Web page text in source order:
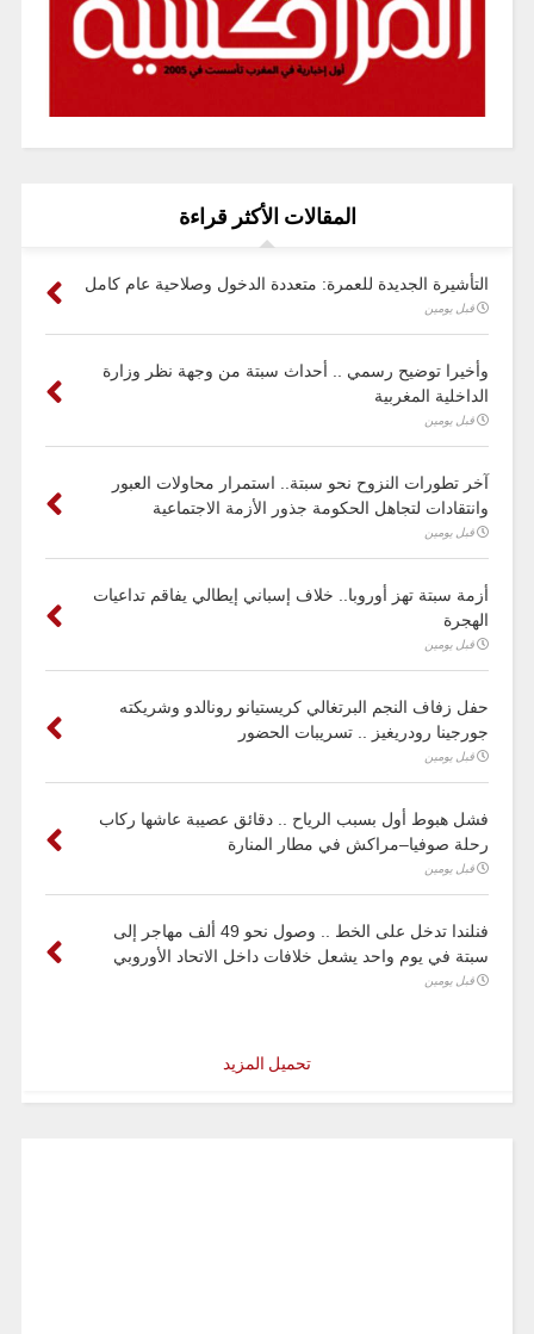
المقالات الأكثر قراءة
التأشيرة الجديدة للعمرة: متعددة الدخول وصلاحية عام كامل
قبل يومين
وأخيرا توضيح رسمي .. أحداث سبتة من وجهة نظر وزارة
الداخلية المغربية
قبل يومين
آخر تطورات النزوح نحو سبتة.. استمرار محاولات العبور
وانتقادات لتجاهل الحكومة جذور الأزمة الاجتماعية
قبل يومين
أزمة سبتة تهز أوروبا.. خلاف إسباني إيطالي يفاقم تداعيات
الهجرة
قبل يومين
حفل زفاف النجم البرتغالي كريستيانو رونالدو وشريكته
جورجينا رودريغيز .. تسريبات الحضور
قبل يومين
فشل هبوط أول بسبب الرياح .. دقائق عصيبة عاشها ركاب
رحلة صوفيا–مراكش في مطار المنارة
قبل يومين
فنلندا تدخل على الخط .. وصول نحو 49 ألف مهاجر إلى
سبتة في يوم واحد يشعل خلافات داخل الاتحاد الأوروبي
قبل يومين
تحميل المزيد